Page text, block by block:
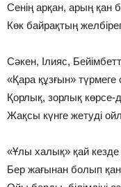
Сенің арқан, арың қан
Көк байрақтың
Сәкен, Ілияс,
«Қара құзғын»
Қорлық, зорлық көрсе-
Жақсы күнге жетуді
«Ұлы халық» қай кезде
Бер жағынан болып